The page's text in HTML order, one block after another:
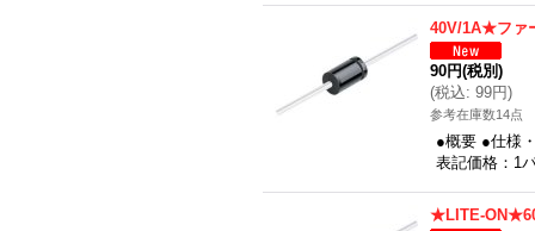
40V/1A★ファ
90円(税別)
(税込: 99円)
参考在庫数14点
●概要 ●仕様
表記価格：1
★LITE-